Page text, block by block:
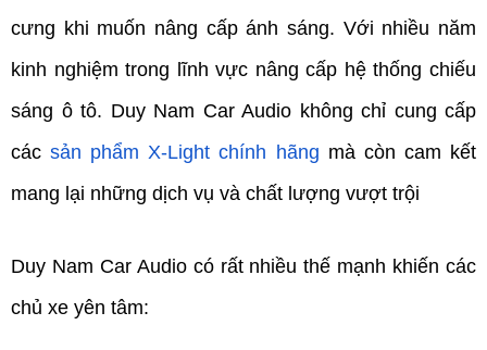
cưng khi muốn nâng cấp ánh sáng. Với nhiều năm
kinh nghiệm trong lĩnh vực nâng cấp hệ thống chiếu
sáng ô tô. Duy Nam Car Audio không chỉ cung cấp
các sản phẩm X-Light chính hãng mà còn cam kết
mang lại những dịch vụ và chất lượng vượt trội
Duy Nam Car Audio có rất nhiều thế mạnh khiến các
chủ xe yên tâm: